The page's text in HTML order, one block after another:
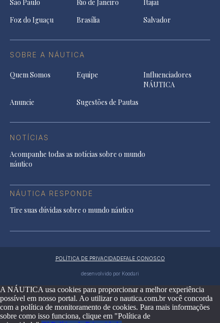
São Paulo Rio de Janeiro
Itajaí
Foz do Iguaçu
Brasília Salvador
SOBRE A NÁUTICA
Quem Somos Equipe
Influenciadores
NÁUTICA
Anuncie
Sugestões de Pautas
NOTÍCIAS
Acompanhe todas as notícias sobre o mundo
náutico
NÁUTICA RESPONDE
Tire suas dúvidas sobre o mundo náutico
POLÍTICA DE PRIVACIDADEFALE CONOSCO
desenvolvido por Koodari
A NÁUTICA usa cookies para proporcionar a melhor experiência
possível em nosso portal. Ao utilizar o nautica.com.br você concorda
com a política de monitoramento de cookies. Para mais informações
sobre como isso funciona, clique em "Política de